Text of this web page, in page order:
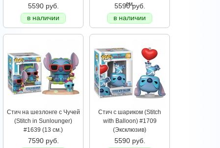
5590 руб.
в наличии
см.
5590 руб.
в наличии
Стич на шезлонге с Чучей
(Stitch in Sunlounger)
#1639 (13 см.)
7590 руб.
Стич с шариком (Stitch
with Balloon) #1709
(Эксклюзив)
5590 руб.